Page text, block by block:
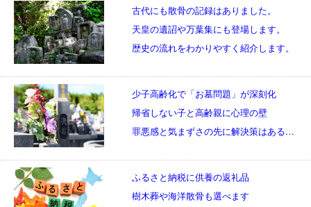
古代にも散骨の記録はありました。
天皇の遺詔や万葉集にも登場します。
歴史の流れをわかりやすく紹介します。
少子高齢化で「お墓問題」が深刻化
帰省しない子と高齢親に心理の壁
罪悪感と気まずさの先に解決策はあるのか
ふるさと納税に供養の返礼品
樹木葬や海洋散骨も選べます